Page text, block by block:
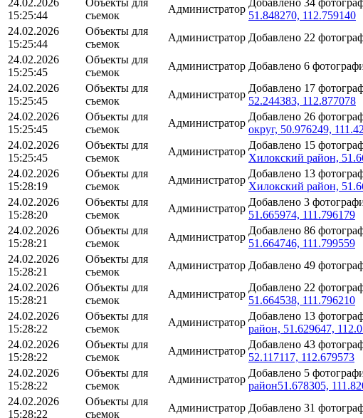
15:25:44
съемок
Администратор
51.848270, 112.759140
24.02.2026
15:25:44
Объекты для
съемок
Администратор Добавлено 22
24.02.2026
15:25:45
Объекты для
съемок
Администратор Добавлено 6
24.02.2026
15:25:45
Объекты для
съемок
Администратор
Добавлено 17
52.244383, 112.877078
24.02.2026
15:25:45
Объекты для
съемок
Администратор
Добавлено 26
округ, 50.976249,
24.02.2026
15:25:45
Объекты для
съемок
Администратор
Добавлено 15
Хилокский район,
24.02.2026
15:28:19
Объекты для
съемок
Администратор
Добавлено 13
Хилокский район,
24.02.2026
15:28:20
Объекты для
съемок
Администратор
Добавлено 3
51.665974, 111.796179
24.02.2026
15:28:21
Объекты для
съемок
Администратор
Добавлено 86
51.664746, 111.799559
24.02.2026
15:28:21
Объекты для
съемок
Администратор Добавлено 49
24.02.2026
15:28:21
Объекты для
съемок
Администратор
Добавлено 22
51.664538, 111.796210
24.02.2026
15:28:22
Объекты для
съемок
Администратор
Добавлено 13
район, 51.629647,
24.02.2026
15:28:22
Объекты для
съемок
Администратор
Добавлено 43
52.117117, 112.679573
24.02.2026
15:28:22
Объекты для
съемок
Администратор
Добавлено 5
район51.678305,
24.02.2026
15:28:22
Объекты для
съемок
Администратор Добавлено 31